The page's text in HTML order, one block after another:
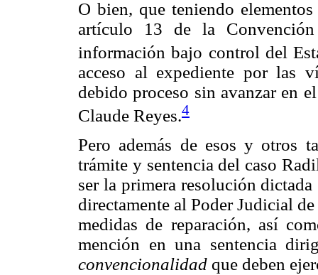
O bien, que teniendo
artículo 13 de la
información bajo control del
acceso al expediente por las
debido proceso sin avanzar en
Claude Reyes.4
Pero además de esos y otros
trámite y sentencia del caso
ser la primera resolución
directamente al Poder Judicial
medidas de reparación, así
mención en una sentencia
convencionalidad que deben